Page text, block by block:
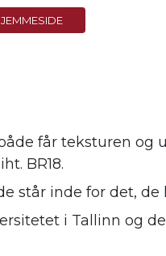
får teksturen og
BR18.
står inde for det, de
i Tallinn og